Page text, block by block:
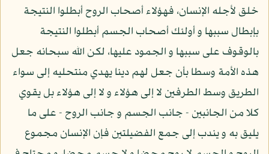
خلق لأجله الإنسان، فهؤلاء أصحاب الروح أبطلوا النتيجة
بإبطال سببها و أولئك أصحاب الجسم أبطلوا النتيجة
بالوقوف على سببها و الجمود عليها، لكن الله سبحانه جعل
هذه الأمة وسطا بأن جعل لهم دينا يهدي منتحليه إلى سواء
الطريق وسط الطرفين لا إلى هؤلاء و لا إلى هؤلاء بل يقوي
كلا من الجانبين - جانب الجسم و جانب الروح - على ما
يليق به و يندب إلى جمع الفضيلتين فإن الإنسان مجموع